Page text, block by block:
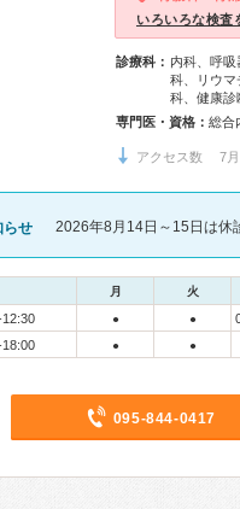
いろいろな検査
診療科： 内科、呼
科、リウマ
科、健康診
専門医・資格：
アクセス数 7月
らせ 2026年8月14日～15日は休
月 火
● ●
● ●
095-844-0417